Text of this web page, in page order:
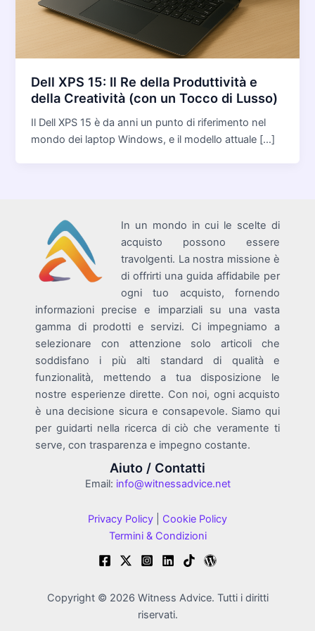
Dell XPS 15: Il Re della Produttività e
della Creatività (con un Tocco di Lusso)
Il Dell XPS 15 è da anni un punto di riferimento nel
mondo dei laptop Windows, e il modello attuale […]
In un mondo in cui le scelte di
acquisto possono essere
travolgenti. La nostra missione è
di offrirti una guida affidabile per
ogni tuo acquisto, fornendo
informazioni precise e imparziali su una vasta
gamma di prodotti e servizi. Ci impegniamo a
selezionare con attenzione solo articoli che
soddisfano i più alti standard di qualità e
funzionalità, mettendo a tua disposizione le
nostre esperienze dirette. Con noi, ogni acquisto
è una decisione sicura e consapevole. Siamo qui
per guidarti nella ricerca di ciò che veramente ti
serve, con trasparenza e impegno costante.
Aiuto / Contatti
Email: info@witnessadvice.net
Privacy Policy
Cookie Policy
Termini & Condizioni
Copyright © 2026 Witness Advice. Tutti i diritti
riservati.